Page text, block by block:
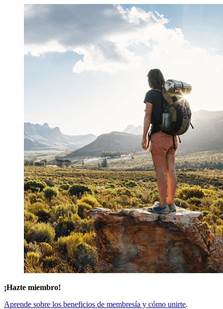
¡Hazte miembro!
Aprende sobre los beneficios de membresía y cómo unirte.